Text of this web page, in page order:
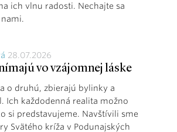
ich vlnu radosti. Nechajte sa
28.07.2026
vo vzájomnej láske
o druhú, zbierajú bylinky a
Ich každodenná realita možno
si predstavujeme. Navštívili sme
Svätého kríža v Podunajských